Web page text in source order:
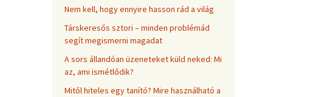
Nem kell, hogy ennyire hasson rád a világ
Társkeresős sztori – minden problémád
segít megismerni magadat
A sors állandóan üzeneteket küld neked: Mi
az, ami ismétlődik?
Mitől hiteles egy tanító? Mire használható a